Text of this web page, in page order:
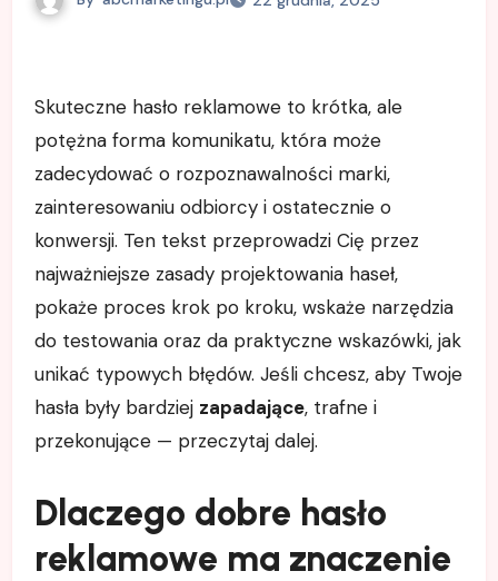
Skuteczne hasło reklamowe to krótka, ale
potężna forma komunikatu, która może
zadecydować o rozpoznawalności marki,
zainteresowaniu odbiorcy i ostatecznie o
konwersji. Ten tekst przeprowadzi Cię przez
najważniejsze zasady projektowania haseł,
pokaże proces krok po kroku, wskaże narzędzia
do testowania oraz da praktyczne wskazówki, jak
unikać typowych błędów. Jeśli chcesz, aby Twoje
hasła były bardziej zapadające, trafne i
przekonujące — przeczytaj dalej.
Dlaczego dobre hasło
reklamowe ma znaczenie